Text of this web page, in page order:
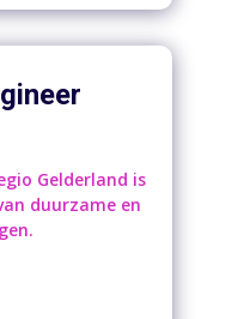
Gelderland is
duurzame en